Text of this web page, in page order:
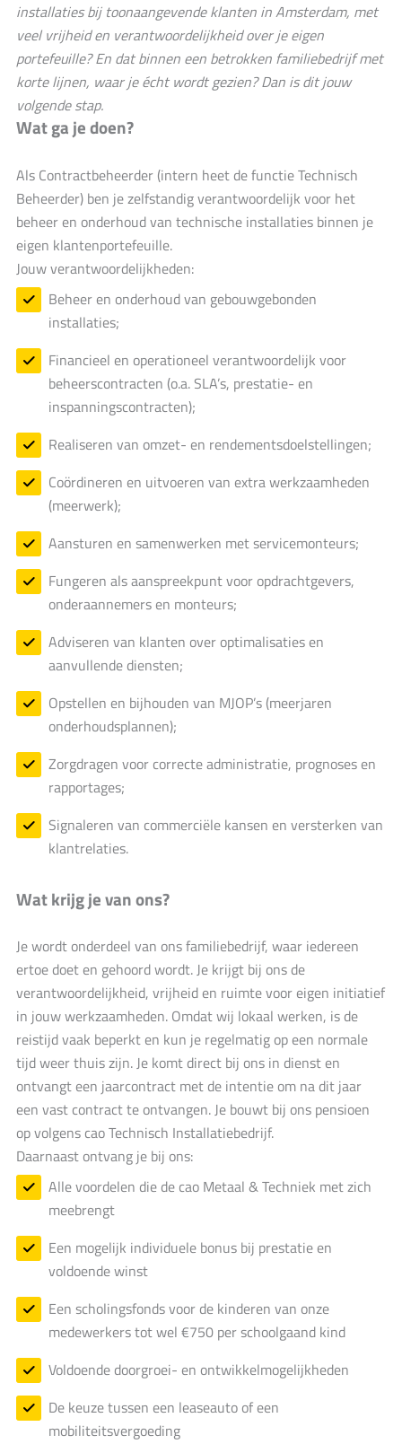
installaties bij toonaangevende klanten in Amsterdam, met
veel vrijheid en verantwoordelijkheid over je eigen
portefeuille? En dat binnen een betrokken familiebedrijf met
korte lijnen, waar je écht wordt gezien? Dan is dit jouw
volgende stap.
Wat ga je doen?
Als Contractbeheerder (intern heet de functie Technisch
Beheerder) ben je zelfstandig verantwoordelijk voor het
beheer en onderhoud van technische installaties binnen je
eigen klantenportefeuille.
Jouw verantwoordelijkheden:
Beheer en onderhoud van gebouwgebonden
installaties;
Financieel en operationeel verantwoordelijk voor
beheerscontracten (o.a. SLA’s, prestatie- en
inspanningscontracten);
Realiseren van omzet- en rendementsdoelstellingen;
Coördineren en uitvoeren van extra werkzaamheden
(meerwerk);
Aansturen en samenwerken met servicemonteurs;
Fungeren als aanspreekpunt voor opdrachtgevers,
onderaannemers en monteurs;
Adviseren van klanten over optimalisaties en
aanvullende diensten;
Opstellen en bijhouden van MJOP’s (meerjaren
onderhoudsplannen);
Zorgdragen voor correcte administratie, prognoses en
rapportages;
Signaleren van commerciële kansen en versterken van
klantrelaties.
Wat krijg je van ons?
Je wordt onderdeel van ons familiebedrijf, waar iedereen
ertoe doet en gehoord wordt. Je krijgt bij ons de
verantwoordelijkheid, vrijheid en ruimte voor eigen initiatief
in jouw werkzaamheden. Omdat wij lokaal werken, is de
reistijd vaak beperkt en kun je regelmatig op een normale
tijd weer thuis zijn. Je komt direct bij ons in dienst en
ontvangt een jaarcontract met de intentie om na dit jaar
een vast contract te ontvangen. Je bouwt bij ons pensioen
op volgens cao Technisch Installatiebedrijf.
Daarnaast ontvang je bij ons:
Alle voordelen die de cao Metaal & Techniek met zich
meebrengt
Een mogelijk individuele bonus bij prestatie en
voldoende winst
Een scholingsfonds voor de kinderen van onze
medewerkers tot wel €750 per schoolgaand kind
Voldoende doorgroei- en ontwikkelmogelijkheden
De keuze tussen een leaseauto of een
mobiliteitsvergoeding